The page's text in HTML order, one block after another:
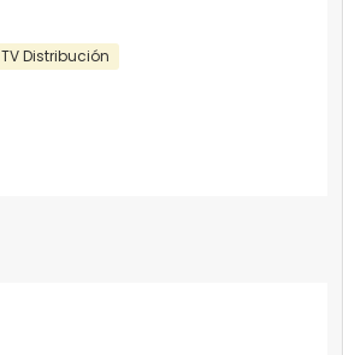
TV Distribución